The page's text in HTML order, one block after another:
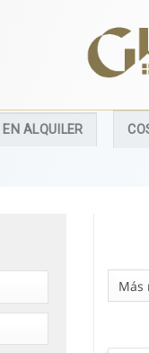
EN ALQUILER
Más